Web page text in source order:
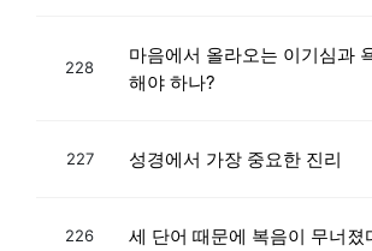
228
마음에서 올라오는 이기심과
해야 하나?
227 성경에서 가장 중요한 진리
226 세 단어 때문에 복음이 무너졌